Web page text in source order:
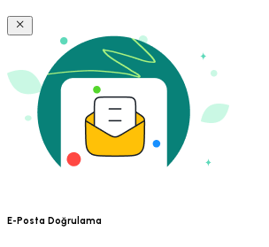
E-Posta Doğrulama